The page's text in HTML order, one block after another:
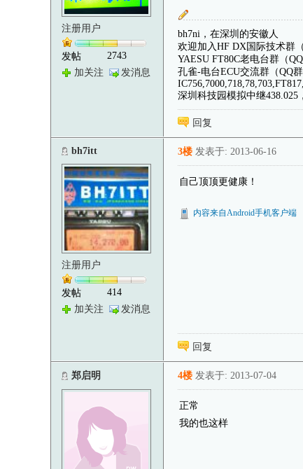
注册用户
发帖
2743
加关注
发消息
bh7ni，在深圳的安徽人
欢迎加入HF DX国际技术群
YAESU FT80C老电台群（
孔雀-电台ECU交流群（QQ
深圳科技园模拟中继438.025
回复
bh7itt
注册用户
发帖
414
加关注
发消息
3楼 发表于: 2013-06-16
自己顶顶更健康！
内容来自Android手机客户端
回复
郑启明 4楼 发表于: 2013-07-04
正常
我的也这样